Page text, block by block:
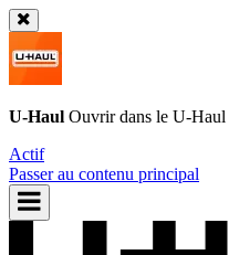
U-Haul Ouvrir dans le U-Haul
Actif
Passer au contenu principal